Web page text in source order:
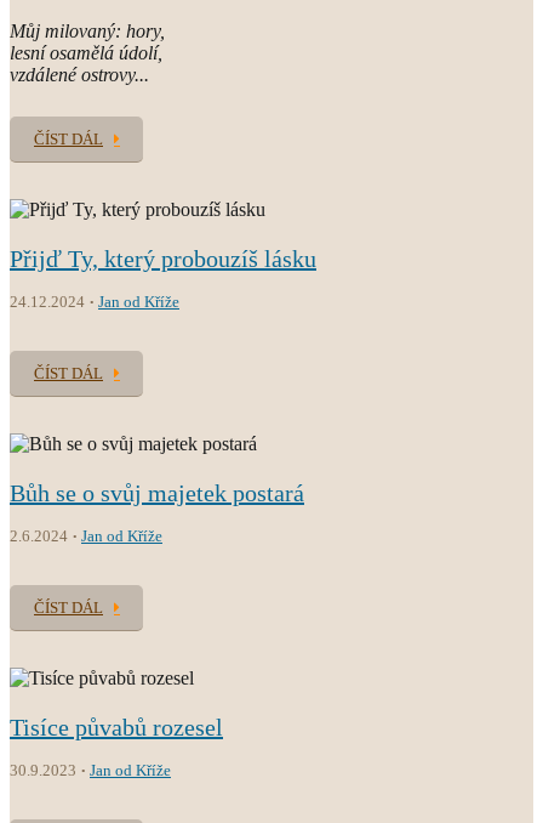
Můj milovaný: hory,
lesní osamělá údolí,
vzdálené ostrovy...
ČÍST DÁL
Přijď Ty, který probouzíš lásku
24.12.2024 Jan od Kříže
ČÍST DÁL
Bůh se o svůj majetek postará
2.6.2024 Jan od Kříže
ČÍST DÁL
Tisíce půvabů rozesel
30.9.2023 Jan od Kříže